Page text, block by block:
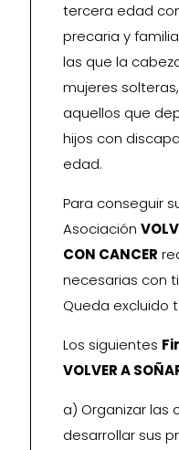
tercera edad
precaria y
las que la
mujeres
aquellos que
hijos con
edad.
Para conseguir
Asociación
CON CANCER
necesarias con
Queda excluido
Los siguientes
VOLVER A
a) Organizar las
desarrollar sus